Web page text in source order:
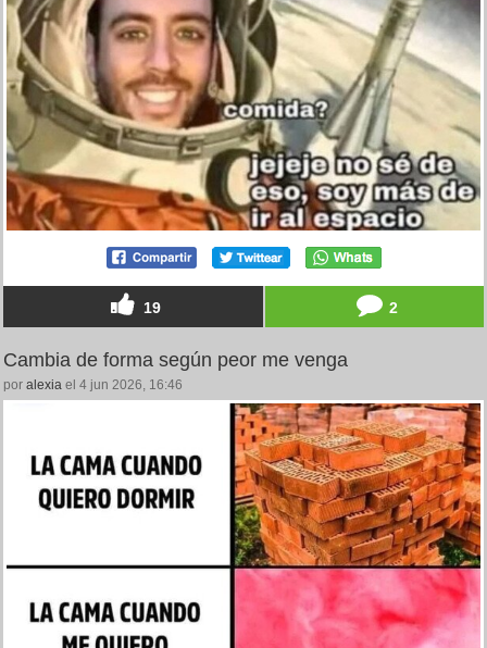
19 2
Cambia de forma según peor me venga
por alexia el 4 jun 2026, 16:46